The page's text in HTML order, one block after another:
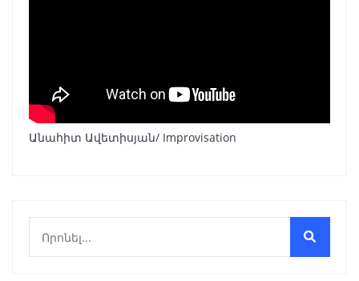
Անահիտ Ավետիսյան/ Improvisation